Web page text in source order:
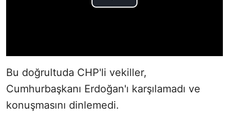
Bu doğrultuda CHP'li vekiller,
Cumhurbaşkanı Erdoğan'ı karşılamadı ve
konuşmasını dinlemedi.